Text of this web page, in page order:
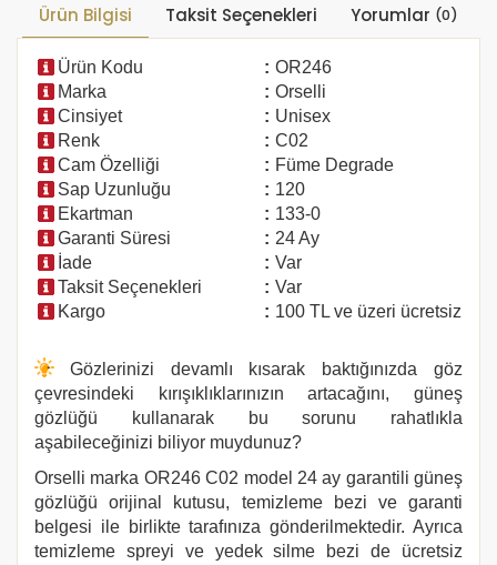
Ürün Bilgisi Taksit Seçenekleri Yorumlar (0)
Ürün Kodu : OR246
Marka
: Orselli
Cinsiyet
: Unisex
Renk
: C02
Cam Özelliği
: Füme Degrade
Sap Uzunluğu
: 120
Ekartman
: 133-0
Garanti Süresi
: 24 Ay
İade
: Var
Taksit Seçenekleri
: Var
Kargo
: 100 TL ve üzeri ücretsiz
Gözlerinizi devamlı kısarak baktığınızda göz
çevresindeki kırışıklıklarınızın artacağını, güneş
gözlüğü kullanarak bu sorunu rahatlıkla
aşabileceğinizi biliyor muydunuz?
Orselli marka OR246C02 model 24 ay garantili güneş
gözlüğü orijinal kutusu, temizleme bezi ve garanti
belgesi ile birlikte tarafınıza gönderilmektedir. Ayrıca
temizleme spreyi ve yedek silme bezi de ücretsiz